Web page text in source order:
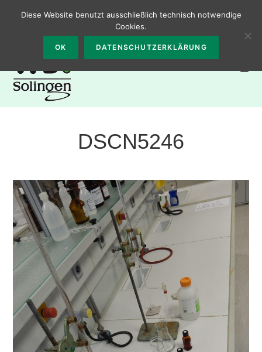
0212 – 2331300
Walter-Bremer-Institut, Burgstr. 65, 42655
Solingen
DSCN5246
Diese Website benutzt ausschließlich technisch notwendige
Cookies.
OK DATENSCHUTZERKLÄRUNG